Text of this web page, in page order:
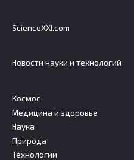
ScienceXXI.com
Новости науки и технологий
Космос
Медицина и здоровье
Наука
Природа
Технологии